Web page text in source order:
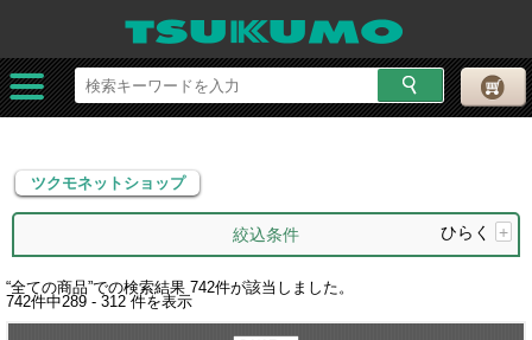
ツクモネットショップ
ツクモネットショップ
絞込条件 ひらく +
“全ての商品”での検索結果 742件が該当しました。
742件中289 - 312 件を表示